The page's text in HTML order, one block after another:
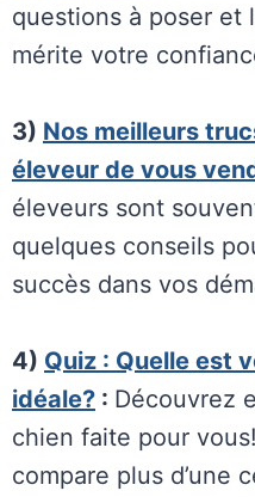
questions à poser et
mérite votre
3) Nos meilleurs
éleveur de vous
éleveurs sont
quelques conseils
succès dans vos
4) Quiz : Quelle est
idéale? : Découvrez
chien faite pour
compare plus d’une